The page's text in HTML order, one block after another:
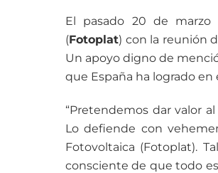
El pasado 20 de marzo
(Fotoplat) con la reunión
Un apoyo digno de
que España ha logrado
“Pretendemos dar valor
Lo defiende con
Fotovoltaica (Fotoplat).
consciente de que todo